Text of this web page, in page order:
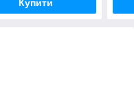
Купити